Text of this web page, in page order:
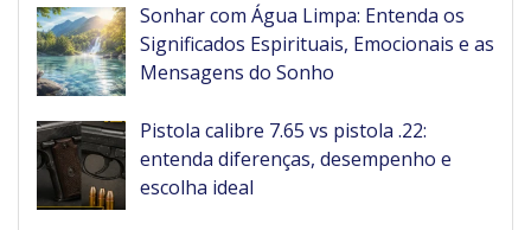
Sonhar com Água Limpa: Entenda os
Significados Espirituais, Emocionais e as
Mensagens do Sonho
Pistola calibre 7.65 vs pistola .22:
entenda diferenças, desempenho e
escolha ideal